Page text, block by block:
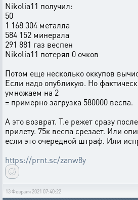
Nikolia11 получил:
50
1 168 304 металла
584 152 минерала
291 881 газ веспен
Nikolia11 потерял 0 очков
Потом еще несколько оккупов
Если надо опубликую. Но
умножаем на 2
= примерно загрузка 580000 веспа.
А это возврат. Т.е режет сразу
прилету. 75к веспа срезает. Или
если это очередной штраф. Или
https://prnt.sc/zanw8y
13 Февраля 2021 07:40:22